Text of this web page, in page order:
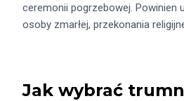
ceremonii pogrzebowej. Powinien
osoby zmarłej, przekonania
Jak wybrać